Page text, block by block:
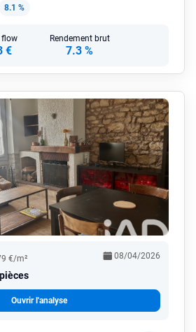
8.1 %
flow
€
Rendement brut
7.3 %
€/m² 08/04/2026
Ouvrir l'analyse